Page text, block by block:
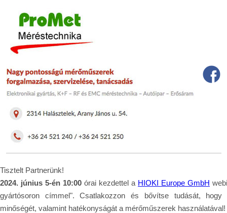
Tisztelt Partnerünk!
2024. június 5-én 10:00 órai kezdettel a HIOKI Europe GmbH
gyártósoron címmel". Csatlakozzon és bővítse tudását,
minőségét, valamint hatékonyságát a mérőműszerek használatával!